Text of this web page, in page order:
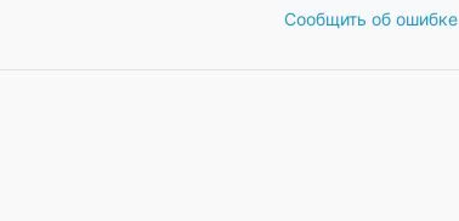
Сообщить об ошибке